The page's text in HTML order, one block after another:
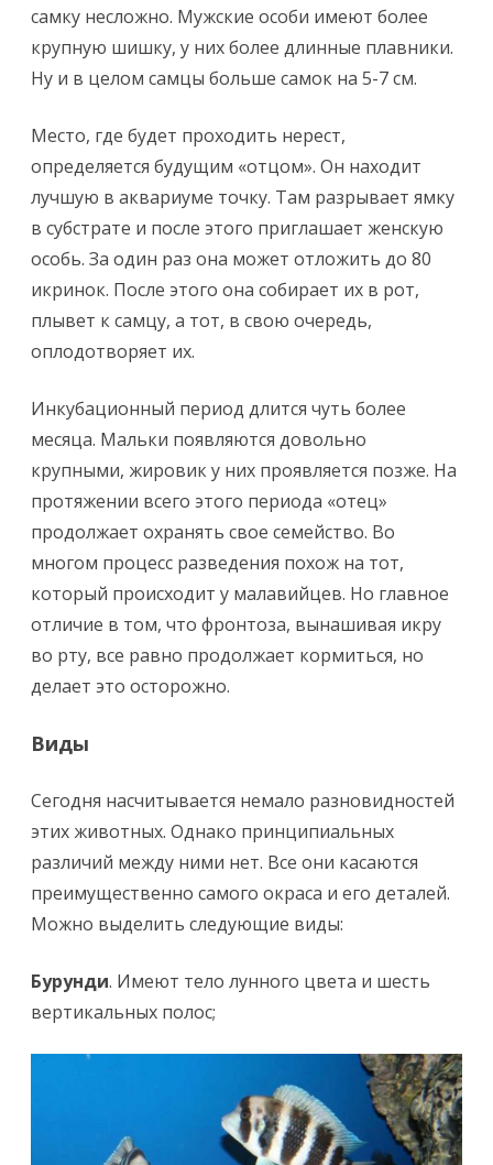
самку несложно. Мужские особи имеют более
крупную шишку, у них более длинные плавники.
Ну и в целом самцы больше самок на 5-7 см.
Место, где будет проходить нерест,
определяется будущим «отцом». Он находит
лучшую в аквариуме точку. Там разрывает ямку
в субстрате и после этого приглашает женскую
особь. За один раз она может отложить до 80
икринок. После этого она собирает их в рот,
плывет к самцу, а тот, в свою очередь,
оплодотворяет их.
Инкубационный период длится чуть более
месяца. Мальки появляются довольно
крупными, жировик у них проявляется позже. На
протяжении всего этого периода «отец»
продолжает охранять свое семейство. Во
многом процесс разведения похож на тот,
который происходит у малавийцев. Но главное
отличие в том, что фронтоза, вынашивая икру
во рту, все равно продолжает кормиться, но
делает это осторожно.
Виды
Сегодня насчитывается немало разновидностей
этих животных. Однако принципиальных
различий между ними нет. Все они касаются
преимущественно самого окраса и его деталей.
Можно выделить следующие виды:
Бурунди. Имеют тело лунного цвета и шесть
вертикальных полос;